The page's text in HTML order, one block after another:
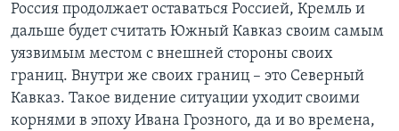
Россия продолжает оставаться Россией, Кремль и
дальше будет считать Южный Кавказ своим самым
уязвимым местом с внешней стороны своих
границ. Внутри же своих границ – это Северный
Кавказ. Такое видение ситуации уходит своими
корнями в эпоху Ивана Грозного, да и во времена,